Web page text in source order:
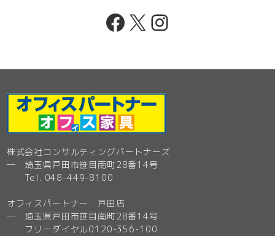
Facebook
X Instagram
株式会社コンサルティングパートナーズ
─ 埼玉県戸田市笹目南町28番14号
Tel. 048-449-8100
オフィスパートナー 戸田店
─ 埼玉県戸田市笹目南町28番14号
フリーダイヤル0120-356-100